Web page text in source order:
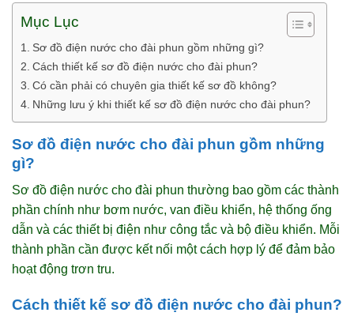
Mục Lục
Sơ đồ điện nước cho đài phun gồm những gì?
Cách thiết kế sơ đồ điện nước cho đài phun?
Có cần phải có chuyên gia thiết kế sơ đồ không?
Những lưu ý khi thiết kế sơ đồ điện nước cho đài phun?
Sơ đồ điện nước cho đài phun gồm những
gì?
Sơ đồ điện nước cho đài phun thường bao gồm các thành
phần chính như bơm nước, van điều khiển, hệ thống ống
dẫn và các thiết bị điện như công tắc và bộ điều khiển. Mỗi
thành phần cần được kết nối một cách hợp lý để đảm bảo
hoạt động trơn tru.
Cách thiết kế sơ đồ điện nước cho đài phun?